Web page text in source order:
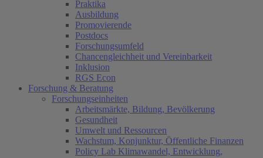
Praktika
Ausbildung
Promovierende
Postdocs
Forschungsumfeld
Chancengleichheit und Vereinbarkeit
Inklusion
RGS Econ
Forschung & Beratung
Forschungseinheiten
Arbeitsmärkte, Bildung, Bevölkerung
Gesundheit
Umwelt und Ressourcen
Wachstum, Konjunktur, Öffentliche Finanzen
Policy Lab Klimawandel, Entwicklung,